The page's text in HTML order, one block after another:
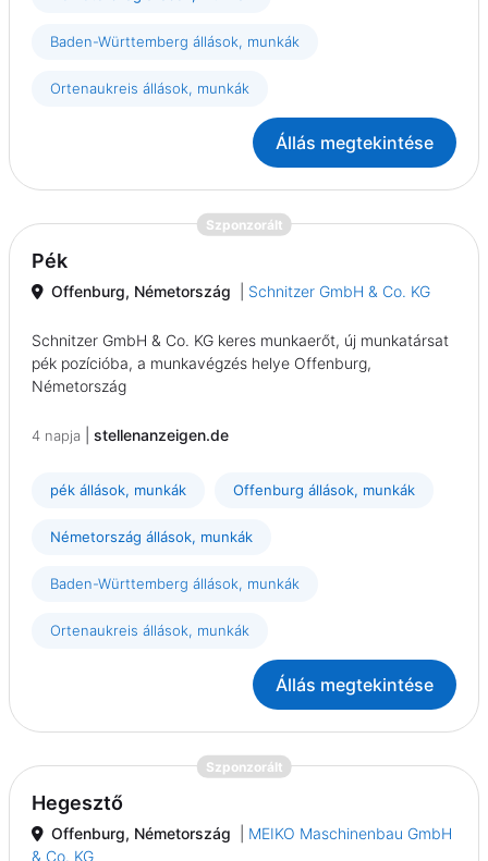
Baden-Württemberg állások, munkák
Ortenaukreis állások, munkák
Állás megtekintése
Szponzorált{prompt.job}
Pék
Offenburg, Németország Schnitzer GmbH & Co. KG
Schnitzer GmbH & Co. KG keres munkaerőt, új munkatársat
pék pozícióba, a munkavégzés helye Offenburg,
Németország
4 napja stellenanzeigen.de
pék állások, munkák Offenburg állások, munkák
Németország állások, munkák
Baden-Württemberg állások, munkák
Ortenaukreis állások, munkák
Állás megtekintése
Szponzorált{prompt.job}
Hegesztő
Offenburg, Németország
MEIKO Maschinenbau GmbH
& Co. KG